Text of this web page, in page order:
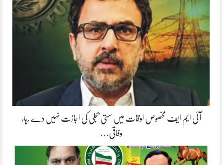
آئی ایم ایف مخصوص اوقات میں سستی بجلی کی اجازت نہیں دے رہا،
وفاقی…